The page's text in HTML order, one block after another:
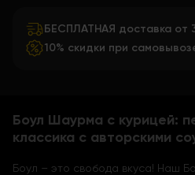
БЕСПЛАТНАЯ доставка от
10% скидки при
Боул Шаурма с курицей:
классика с авторскими
Боул – это свобода вкуса! Наш